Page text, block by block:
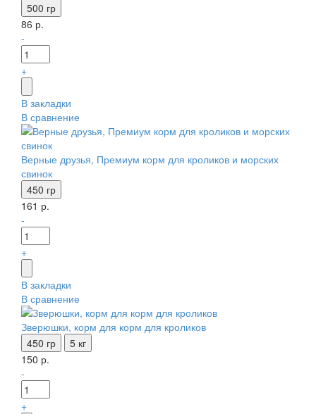
500 гр
86 р.
-
+
В закладки
В сравнение
Верные друзья, Премиум корм для кроликов и морских
свинок
450 гр
161 р.
-
+
В закладки
В сравнение
Зверюшки, корм для корм для кроликов
450 гр
5 кг
150 р.
-
+